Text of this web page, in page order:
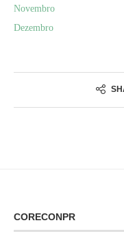
Novembro
Dezembro
CORECONPR